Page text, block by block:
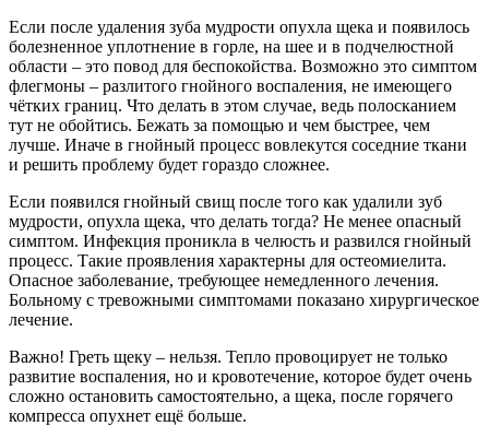
Если после удаления зуба мудрости опухла щека и появилось
болезненное уплотнение в горле, на шее и в подчелюстной
области – это повод для беспокойства. Возможно это симптом
флегмоны – разлитого гнойного воспаления, не имеющего
чётких границ. Что делать в этом случае, ведь полосканием
тут не обойтись. Бежать за помощью и чем быстрее, чем
лучше. Иначе в гнойный процесс вовлекутся соседние ткани
и решить проблему будет гораздо сложнее.
Если появился гнойный свищ после того как удалили зуб
мудрости, опухла щека, что делать тогда? Не менее опасный
симптом. Инфекция проникла в челюсть и развился гнойный
процесс. Такие проявления характерны для остеомиелита.
Опасное заболевание, требующее немедленного лечения.
Больному с тревожными симптомами показано хирургическое
лечение.
Важно! Греть щеку – нельзя. Тепло провоцирует не только
развитие воспаления, но и кровотечение, которое будет очень
сложно остановить самостоятельно, а щека, после горячего
компресса опухнет ещё больше.